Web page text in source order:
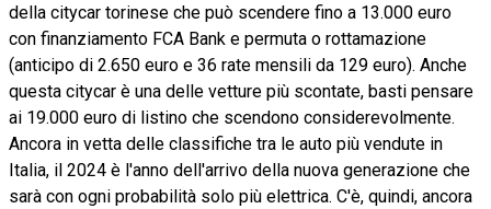
della citycar torinese che può scendere fino a 13.000 euro
con finanziamento FCA Bank e permuta o rottamazione
(anticipo di 2.650 euro e 36 rate mensili da 129 euro). Anche
questa citycar è una delle vetture più scontate, basti pensare
ai 19.000 euro di listino che scendono considerevolmente.
Ancora in vetta delle classifiche tra le auto più vendute in
Italia, il 2024 è l'anno dell'arrivo della nuova generazione che
sarà con ogni probabilità solo più elettrica. C'è, quindi, ancora